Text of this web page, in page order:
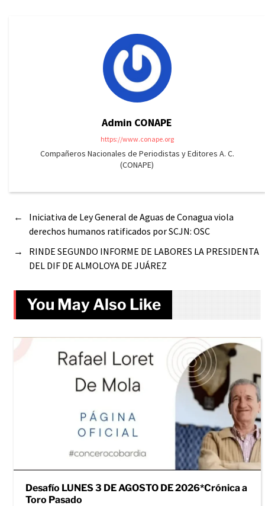
Admin CONAPE
https://www.conape.org
Compañeros Nacionales de Periodistas y Editores A. C.
(CONAPE)
←
Iniciativa de Ley General de Aguas de Conagua viola
derechos humanos ratificados por SCJN: OSC
→
RINDE SEGUNDO INFORME DE LABORES LA PRESIDENTA
DEL DIF DE ALMOLOYA DE JUÁREZ
You May Also Like
Desafío LUNES 3 DE AGOSTO DE 2026*Crónica a
Toro Pasado